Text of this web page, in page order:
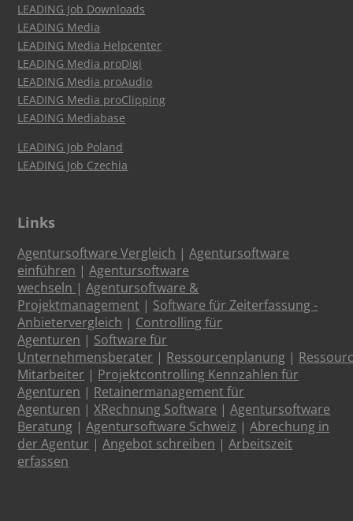
LEADING Job Downloads
LEADING Media
LEADING Media Helpcenter
LEADING Media proDigi
LEADING Media proAudio
LEADING Media proClipping
LEADING Mediabase
LEADING Job Poland
LEADING Job Czechia
Links
Agentursoftware Vergleich |Agentursoftware
einführen |Agentursoftware
wechseln |Agentursoftware &
Projektmanagement | Software für Zeiterfassung -
Anbietervergleich | Controlling für
Agenturen | Software für
Unternehmensberater | Ressourcenplanung |
Mitarbeiter | Projektcontrolling Kennzahlen für
Agenturen | Retainermanagement für
Agenturen |XRechnung Software |Agentursoftware
Beratung |Agentursoftware Schweiz |Abrechung in
der Agentur |Angebot schreiben |Arbeitszeit
erfassen